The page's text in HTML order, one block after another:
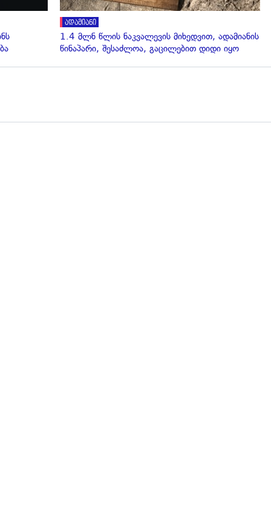
ადამიანი
1.4 მლნ წლის ნაკვალევის მიხედვით, ადამიანის
წინაპარი, შესაძლოა, გაცილებით დიდი იყო